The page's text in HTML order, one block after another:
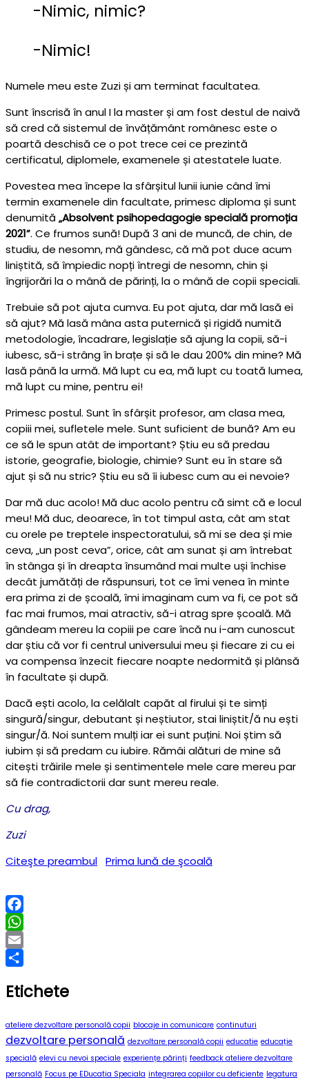
-Nimic, nimic?
-Nimic!
Numele meu este Zuzi și am terminat facultatea.
Sunt înscrisă în anul I la master și am fost destul de naivă
să cred că sistemul de învățământ românesc este o
poartă deschisă ce o pot trece cei ce prezintă
certificatul, diplomele, examenele și atestatele luate.
Povestea mea începe la sfârșitul lunii iunie când îmi
termin examenele din facultate, primesc diploma și sunt
denumită „Absolvent psihopedagogie specială promoția
2021”. Ce frumos sună! După 3 ani de muncă, de chin, de
studiu, de nesomn, mă gândesc, că mă pot duce acum
liniștită, să împiedic nopți întregi de nesomn, chin și
îngrijorări la o mână de părinți, la o mână de copii speciali.
Trebuie să pot ajuta cumva. Eu pot ajuta, dar mă lasă ei
să ajut? Mă lasă mâna asta puternică și rigidă numită
metodologie, încadrare, legislație să ajung la copii, să-i
iubesc, să-i strâng în brațe și să le dau 200% din mine? Mă
lasă până la urmă. Mă lupt cu ea, mă lupt cu toată lumea,
mă lupt cu mine, pentru ei!
Primesc postul. Sunt în sfârșit profesor, am clasa mea,
copiii mei, sufletele mele. Sunt suficient de bună? Am eu
ce să le spun atât de important? Știu eu să predau
istorie, geografie, biologie, chimie? Sunt eu în stare să
ajut și să nu stric? Știu eu să îi iubesc cum au ei nevoie?
Dar mă duc acolo! Mă duc acolo pentru că simt că e locul
meu! Mă duc, deoarece, în tot timpul asta, cât am stat
cu orele pe treptele inspectoratului, să mi se dea și mie
ceva, „un post ceva”, orice, cât am sunat și am întrebat
în stânga și în dreapta însumând mai multe uși închise
decât jumătăți de răspunsuri, tot ce îmi venea în minte
era prima zi de școală, îmi imaginam cum va fi, ce pot să
fac mai frumos, mai atractiv, să-i atrag spre școală. Mă
gândeam mereu la copiii pe care încă nu i-am cunoscut
dar știu că vor fi centrul universului meu și fiecare zi cu ei
va compensa înzecit fiecare noapte nedormită și plânsă
în facultate și după.
Dacă ești acolo, la celălalt capăt al firului și te simți
singură/singur, debutant și neștiutor, stai liniștit/ă nu ești
singur/ă. Noi suntem mulți iar ei sunt puțini. Noi știm să
iubim și să predam cu iubire. Rămâi alături de mine să
citești trăirile mele și sentimentele mele care mereu par
să fie contradictorii dar sunt mereu reale.
Cu drag,
Zuzi
Citeşte preambul Prima lună de şcoală
Facebook
WhatsApp
Email
Etichete
ateliere dezvoltare personală copii blocaje in comunicare continuturi
dezvoltare personală dezvoltare personală copii educatie educație
specială elevi cu nevoi speciale experiențe părinți feedback ateliere dezvoltare
personală Focus pe EDucatia Speciala integrarea copiilor cu deficiente legatura